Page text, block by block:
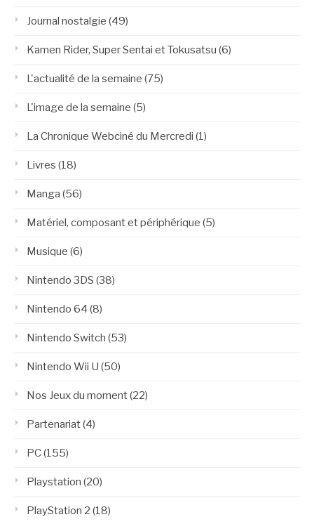
Journal nostalgie (49)
Kamen Rider, Super Sentai et Tokusatsu (6)
L'actualité de la semaine (75)
L'image de la semaine (5)
La Chronique Webciné du Mercredi (1)
Livres (18)
Manga (56)
Matériel, composant et périphérique (5)
Musique (6)
Nintendo 3DS (38)
Nintendo 64 (8)
Nintendo Switch (53)
Nintendo Wii U (50)
Nos Jeux du moment(22)
Partenariat(4)
PC(155)
Playstation (20)
PlayStation 2 (18)